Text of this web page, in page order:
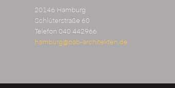
20146 Hamburg
Schlüterstraße 60
Telefon 040 442966
hamburg@pab-architekten.de